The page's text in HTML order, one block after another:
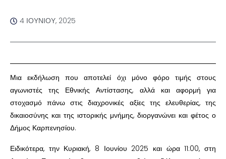
4 ΙΟΥΝΊΟΥ, 2025
Μια εκδήλωση που αποτελεί όχι μόνο φόρο τιμής στους
αγωνιστές της Εθνικής Αντίστασης, αλλά και αφορμή για
στοχασμό πάνω στις διαχρονικές αξίες της ελευθερίας, της
δικαιοσύνης και της ιστορικής μνήμης, διοργανώνει και φέτος ο
Δήμος Καρπενησίου.
Ειδικότερα, την Κυριακή, 8 Ιουνίου 2025 και ώρα 11:00, στη